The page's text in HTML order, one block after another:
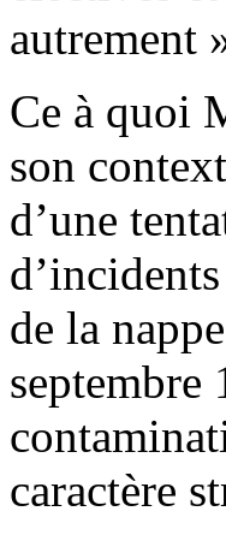
autrement
Ce à quoi
son
d’une
de la
septembre
caractère